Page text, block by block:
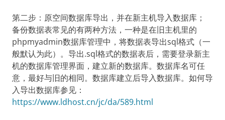
第二步：原空间数据库导出，并在新主机导入数据库；
备份数据表常见的有两种方法，一种是在旧主机里的
phpmyadmin数据库管理中，将数据表导出sql格式（一
般默认为此）。导出.sql格式的数据表后，需要登录新主
机的数据库管理界面，建立新的数据库。数据库名可任
意，最好与旧的相同。数据库建立后导入数据库。如何导
入导出数据库参见：
https://www.ldhost.cn/jc/da/589.html